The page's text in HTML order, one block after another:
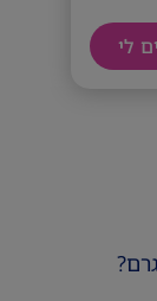
לי